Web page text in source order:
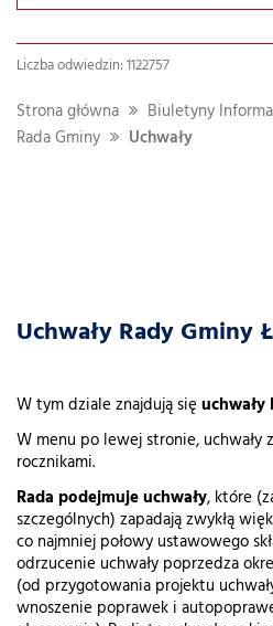
Liczba odwiedzin: 1122757
Strona główna
Biuletyny
Rada Gminy
Uchwały
Uchwały Rady Gminy
W tym dziale znajdują sięuchwały
W menu po lewej stronie, uchwały
rocznikami.
Rada podejmuje uchwały, które
szczególnych) zapadają zwykłą
co najmniej połowy ustawowego
odrzucenie uchwały poprzedza
(od przygotowania projektu
wnoszenie poprawek i